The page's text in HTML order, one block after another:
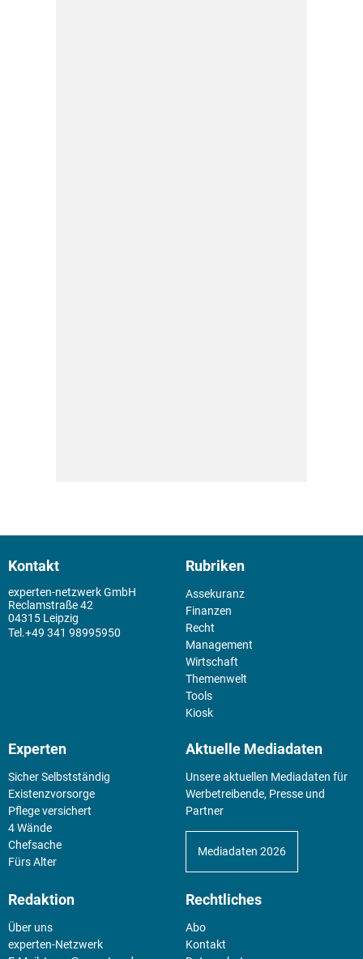
Kontakt
experten-netzwerk GmbH
Reclamstraße 42
04315 Leipzig
+49 341 98995950
Rubriken
Assekuranz
Finanzen
Recht
Management
Wirtschaft
Themenwelt
Tools
Kiosk
Experten
Sicher Selbstständig
Existenz­vorsorge
Pflege versichert
4 Wände
Chefsache
Fürs Alter
Aktuelle Mediadaten
Unsere aktuellen Mediadaten für
Werbetreibende, Presse und
Partner
Mediadaten 2026
Redaktion
Über uns
experten-Netzwerk
Rechtliches
Abo
Kontakt